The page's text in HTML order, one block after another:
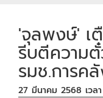
'จุลพงษ์' เ
รีบตีความ
รมช.การค
27 มีนาคม 2568 เวลา